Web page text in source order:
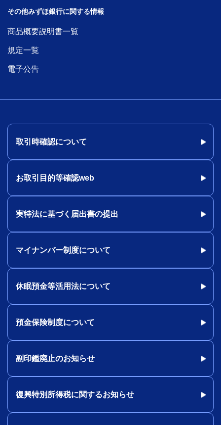
その他みずほ銀行に関する情報
商品概要説明書一覧
規定一覧
電子公告
取引時確認について
お取引目的等確認web
実特法に基づく届出書の提出
マイナンバー制度について
休眠預金等活用法について
預金保険制度について
副印鑑廃止のお知らせ
復興特別所得税に関するお知らせ